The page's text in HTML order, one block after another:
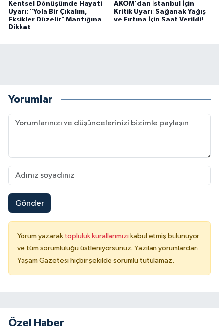
Kentsel Dönüşümde Hayati
Uyarı: "Yola Bir Çıkalım,
Eksikler Düzelir" Mantığına
Dikkat
AKOM'dan İstanbul İçin
Kritik Uyarı: Sağanak Yağış
ve Fırtına İçin Saat Verildi!
Yorumlar
Gönder
Yorum yazarak topluluk kurallarımızı kabul etmiş bulunuyor
ve tüm sorumluluğu üstleniyorsunuz. Yazılan yorumlardan
Yaşam Gazetesi hiçbir şekilde sorumlu tutulamaz.
Özel Haber